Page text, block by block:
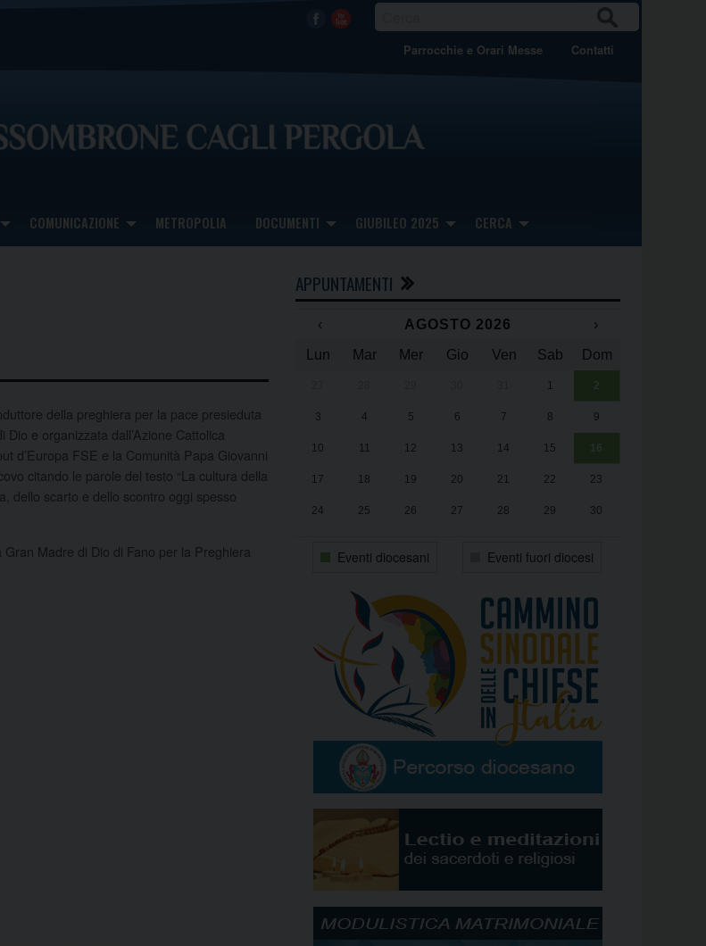
Facebook
Youtube CA
Parrocchie e Orari Messe Contatti
COMUNICAZIONE METROPOLIA DOCUMENTI GIUBILEO 2025 CERCA
della preghiera per la pace presieduta
e organizzata dall’Azione Cattolica
d’Europa FSE e la Comunità Papa Giovanni
citando le parole del testo “La cultura della
dello scarto e dello scontro oggi spesso
Madre di Dio di Fano per la Preghiera
APPUNTAMENTI
‹ AGOSTO 2026
›
Lun
Mar Mer Gio Ven Sab Dom
1 2
3 4 5 6 7 8 9
10 11 12 13 14 15 16
17 18 19 20 21 22 23
24 25 26 27 28 29 30
Eventi diocesani Eventi fuori diocesi